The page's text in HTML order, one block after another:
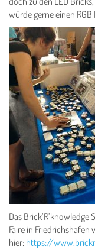
würde gerne einen RGB
Das
Faire in
hier: https://